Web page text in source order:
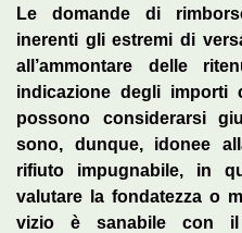
Le domande di
inerenti gli estremi di
all’ammontare delle
indicazione degli importi
possono considerarsi
sono, dunque, idonee
rifiuto impugnabile, in
valutare la fondatezza o
vizio è sanabile con il